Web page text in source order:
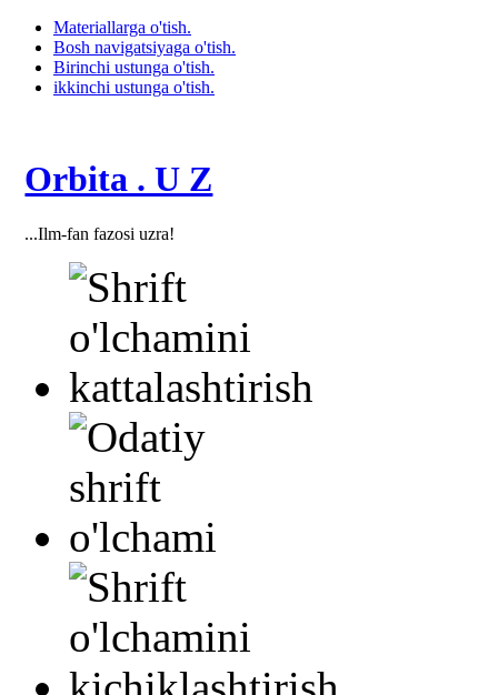
Materiallarga o'tish.
Bosh navigatsiyaga o'tish.
Birinchi ustunga o'tish.
ikkinchi ustunga o'tish.
Orbita . U Z
...Ilm-fan fazosi uzra!